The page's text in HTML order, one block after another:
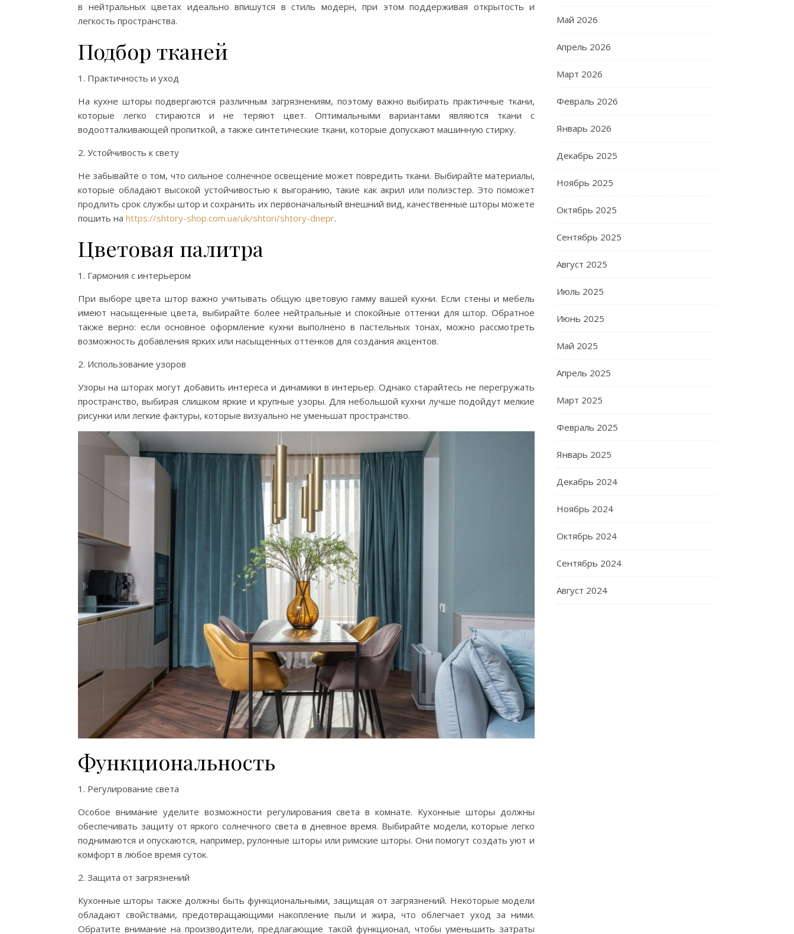
в нейтральных цветах идеально впишутся в стиль модерн, при этом поддерживая открытость и
легкость пространства.
Подбор тканей
1. Практичность и уход
На кухне шторы подвергаются различным загрязнениям, поэтому важно выбирать практичные ткани,
которые легко стираются и не теряют цвет. Оптимальными вариантами являются ткани с
водоотталкивающей пропиткой, а также синтетические ткани, которые допускают машинную стирку.
2. Устойчивость к свету
Не забывайте о том, что сильное солнечное освещение может повредить ткани. Выбирайте материалы,
которые обладают высокой устойчивостью к выгоранию, такие как акрил или полиэстер. Это поможет
продлить срок службы штор и сохранить их первоначальный внешний вид, качественные шторы можете
пошить на https://shtory-shop.com.ua/uk/shtori/shtory-dnepr.
Цветовая палитра
1. Гармония с интерьером
При выборе цвета штор важно учитывать общую цветовую гамму вашей кухни. Если стены и мебель
имеют насыщенные цвета, выбирайте более нейтральные и спокойные оттенки для штор. Обратное
также верно: если основное оформление кухни выполнено в пастельных тонах, можно рассмотреть
возможность добавления ярких или насыщенных оттенков для создания акцентов.
2. Использование узоров
Узоры на шторах могут добавить интереса и динамики в интерьер. Однако старайтесь не перегружать
пространство, выбирая слишком яркие и крупные узоры. Для небольшой кухни лучше подойдут мелкие
рисунки или легкие фактуры, которые визуально не уменьшат пространство.
Функциональность
1. Регулирование света
Особое внимание уделите возможности регулирования света в комнате. Кухонные шторы должны
обеспечивать защиту от яркого солнечного света в дневное время. Выбирайте модели, которые легко
поднимаются и опускаются, например, рулонные шторы или римские шторы. Они помогут создать уют и
комфорт в любое время суток.
2. Защита от загрязнений
Кухонные шторы также должны быть функциональными, защищая от загрязнений. Некоторые модели
обладают свойствами, предотвращающими накопление пыли и жира, что облегчает уход за ними.
Обратите внимание на производители, предлагающие такой функционал, чтобы уменьшить затраты
Май 2026
Апрель 2026
Март 2026
Февраль 2026
Январь 2026
Декабрь 2025
Ноябрь 2025
Октябрь 2025
Сентябрь 2025
Август 2025
Июль 2025
Июнь 2025
Май 2025
Апрель 2025
Март 2025
Февраль 2025
Январь 2025
Декабрь 2024
Ноябрь 2024
Октябрь 2024
Сентябрь 2024
Август 2024